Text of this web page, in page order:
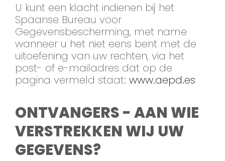
U kunt een klacht indienen bij het
Spaanse Bureau voor
Gegevensbescherming, met name
wanneer u het niet eens bent met de
uitoefening van uw rechten, via het
post- of e-mailadres dat op de
pagina vermeld staat: www.aepd.es
ONTVANGERS - AAN WIE
VERSTREKKEN WIJ UW
GEGEVENS?